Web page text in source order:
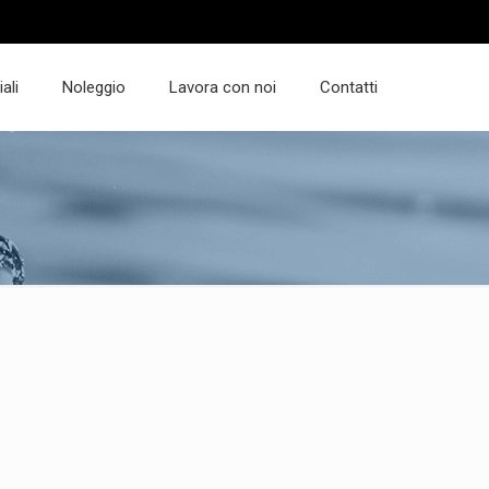
Noleggio Lavora con noi Contatti